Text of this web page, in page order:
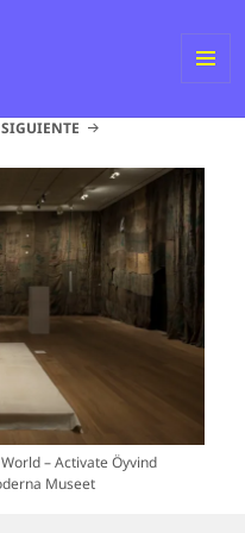
– Activate Öyvind
Museet